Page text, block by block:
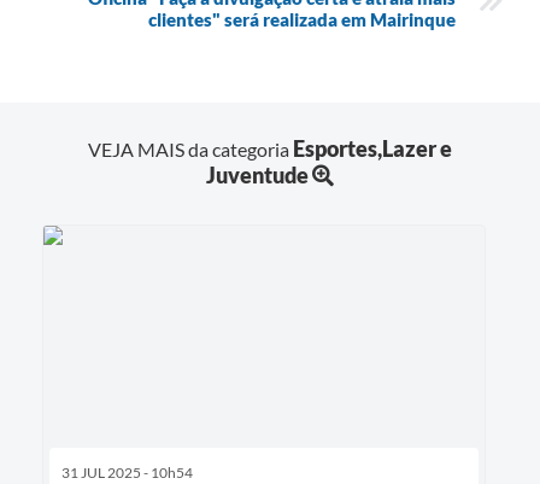
clientes" será realizada em Mairinque
VEJA MAIS da categoria Esportes,Lazer e
Juventude
31 JUL 2025 - 10h54